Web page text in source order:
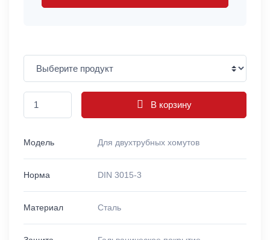
В корзину
Модель Для двухтрубных хомутов
Норма DIN 3015-3
Материал Сталь